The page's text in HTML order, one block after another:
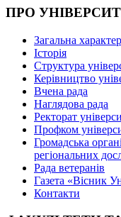
ПРО
Загальна
Історія
Структура
Керівництво
Вчена рада
Наглядова рада
Ректорат
Профком
Громадська
регіональних
Рада ветеранів
Газета «Вісник
Контакти